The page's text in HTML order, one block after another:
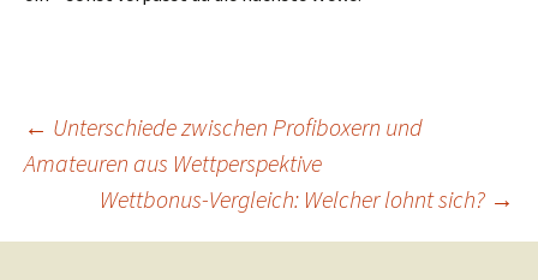
Beitragsnavigation
← Unterschiede zwischen Profiboxern und
Amateuren aus Wettperspektive
Wettbonus-Vergleich: Welcher lohnt sich? →